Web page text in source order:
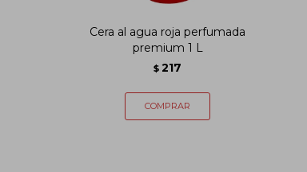
Cera al agua roja perfumada
premium 1 L
$ 217